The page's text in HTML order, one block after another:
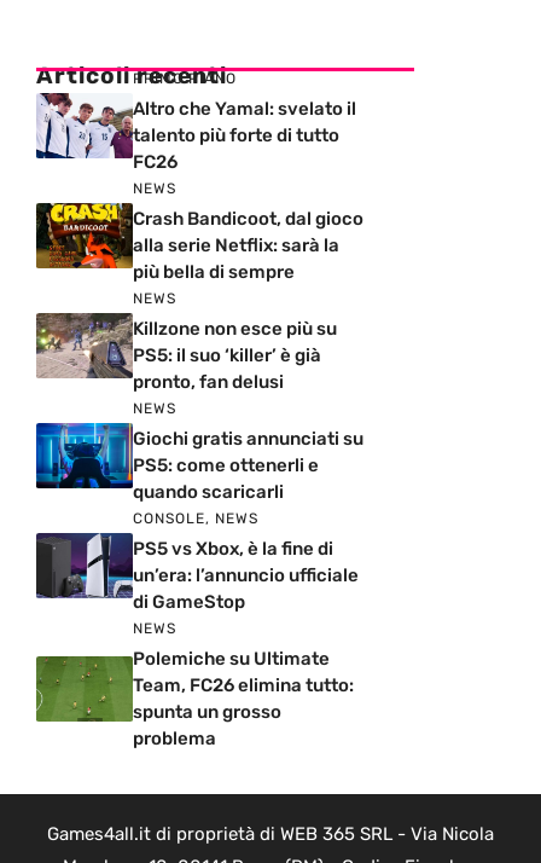
Articoli recenti
PRIMO PIANO
Altro che Yamal: svelato il
talento più forte di tutto
FC26
NEWS
Crash Bandicoot, dal gioco
alla serie Netflix: sarà la
più bella di sempre
NEWS
Killzone non esce più su
PS5: il suo ‘killer’ è già
pronto, fan delusi
NEWS
Giochi gratis annunciati su
PS5: come ottenerli e
quando scaricarli
CONSOLE, NEWS
PS5 vs Xbox, è la fine di
un’era: l’annuncio ufficiale
di GameStop
NEWS
Polemiche su Ultimate
Team, FC26 elimina tutto:
spunta un grosso
problema
Games4all.it di proprietà di WEB 365 SRL - Via Nicola